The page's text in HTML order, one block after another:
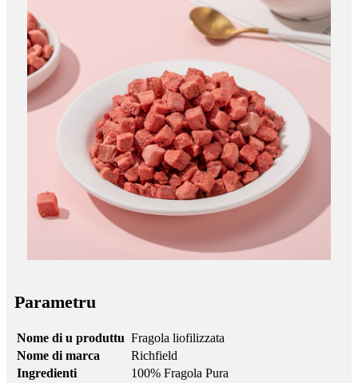
Parametru
Nome di u produttu Fragola liofilizzata
Nome di marca
Richfield
Ingredienti
100% Fragola Pura